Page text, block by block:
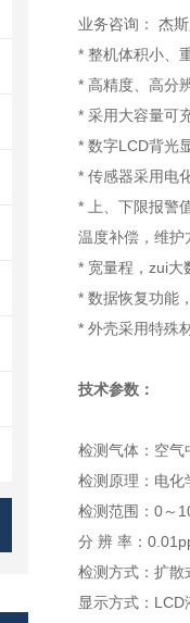
业务咨询： 杰
* 整机体积小、
* 高精度、高分
* 采用大容量可
* 数字LCD背光
* 传感器采用电
* 上、下限报警
温度补偿，维护
* 宽量程，zui大
* 数据恢复功能
* 外壳采用特殊
技术参数：
检测气体：空气
检测原理：电化
检测范围：0～
分 辨 率：
检测方式：扩散
显示方式：LCD